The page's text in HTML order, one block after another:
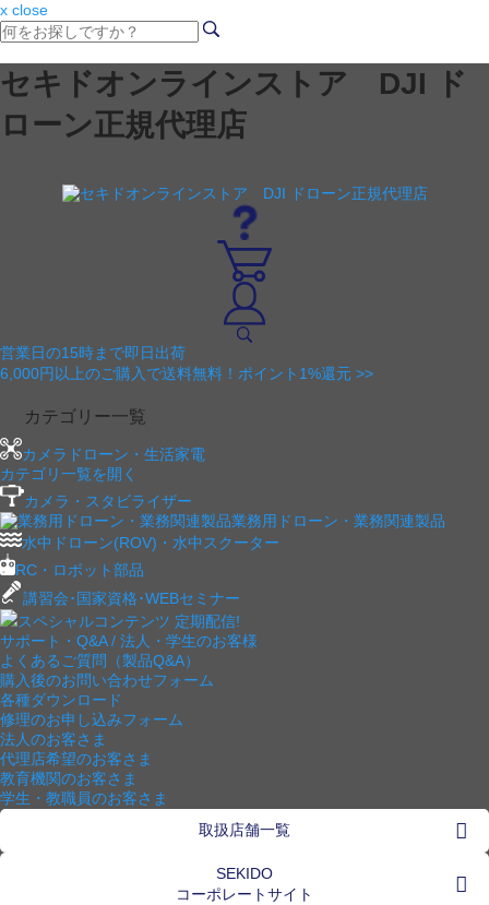
x close
セキドオンラインストア DJI ド
ローン正規代理店
営業日の15時まで即日出荷
6,000円以上のご購入で送料無料！ポイント1%還元 >>
カテゴリー一覧
カメラドローン・生活家電
カテゴリ一覧を開く
カメラ・スタビライザー
業務用ドローン・業務関連製品
水中ドローン(ROV)・水中スクーター
RC・ロボット部品
講習会･国家資格･WEBセミナー
スペシャルコンテンツ 定期配信!
サポート・Q&A / 法人・学生のお客様
よくあるご質問（製品Q&A）
購入後のお問い合わせフォーム
各種ダウンロード
修理のお申し込みフォーム
法人のお客さま
代理店希望のお客さま
教育機関のお客さま
学生・教職員のお客さま
取扱店舗一覧
SEKIDO
コーポレートサイト